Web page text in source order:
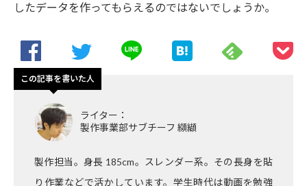
したデータを作ってもらえるのではないでしょうか。
ライター：
製作事業部サブチーフ 纐纈
製作担当。身長 185cm。スレンダー系。その長身を貼
り作業などで活かしています。学生時代は動画を勉強
この記事を書いた人